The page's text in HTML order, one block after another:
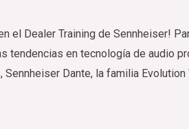
el Dealer Training de Sennheiser!
tendencias en tecnología de audio
Sennheiser Dante, la familia